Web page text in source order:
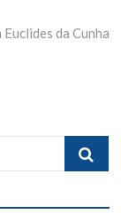
da Cunha